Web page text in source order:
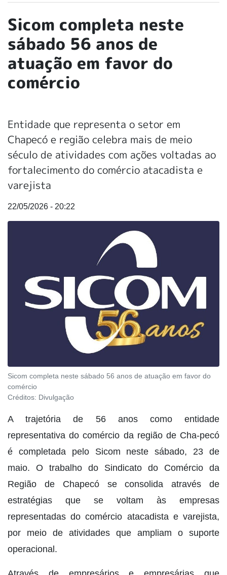
Sicom completa neste
sábado 56 anos de
atuação em favor do
comércio
Entidade que representa o setor em
Chapecó e região celebra mais de meio
século de atividades com ações voltadas ao
fortalecimento do comércio atacadista e
varejista
22/05/2026 - 20:22
Sicom completa neste sábado 56 anos de atuação em favor do
comércio
Créditos: Divulgação
A trajetória de 56 anos como entidade
representativa do comércio da região de Cha-pecó
é completada pelo Sicom neste sábado, 23 de
maio. O trabalho do Sindicato do Comércio da
Região de Chapecó se consolida através de
estratégias que se voltam às empresas
representadas do comércio atacadista e varejista,
por meio de atividades que ampliam o suporte
operacional.